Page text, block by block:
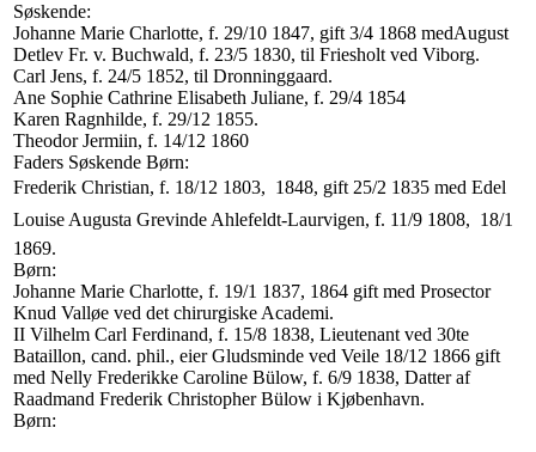
Søskende:
Johanne Marie Charlotte, f. 29/10 1847, gift 3/4 1868 medAugust
Detlev Fr. v. Buchwald, f. 23/5 1830, til Friesholt ved Viborg.
Carl Jens, f. 24/5 1852, til Dronninggaard.
Ane Sophie Cathrine Elisabeth Juliane, f. 29/4 1854
Karen Ragnhilde, f. 29/12 1855.
Theodor Jermiin, f. 14/12 1860
Faders Søskende Børn:
Frederik Christian, f. 18/12 1803,  1848, gift 25/2 1835 med Edel
Louise Augusta Grevinde Ahlefeldt-Laurvigen, f. 11/9 1808,  18/1
1869.
Børn:
Johanne Marie Charlotte, f. 19/1 1837, 1864 gift med Prosector
Knud Valløe ved det chirurgiske Academi.
II Vilhelm Carl Ferdinand, f. 15/8 1838, Lieutenant ved 30te
Bataillon, cand. phil., eier Gludsminde ved Veile 18/12 1866 gift
med Nelly Frederikke Caroline Bülow, f. 6/9 1838, Datter af
Raadmand Frederik Christopher Bülow i Kjøbenhavn.
Børn: